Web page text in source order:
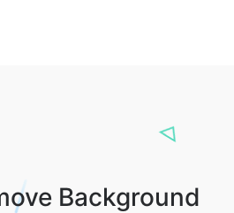
Background